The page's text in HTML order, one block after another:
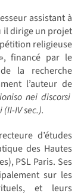
assistant à
il dirige un projet
religieuse
financé par le
la recherche
l’auteur de
nei discorsi
IV sec.).
d’études
des Hautes
PSL Paris. Ses
sur les
et leurs